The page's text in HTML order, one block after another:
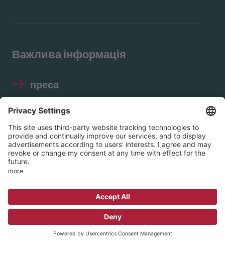
Важлива інформація
преса
Відбиток
Захист даних
Правила використання
© 2026 EVIM – Протестантське об'єднання
внутрішньої місії в Нассау